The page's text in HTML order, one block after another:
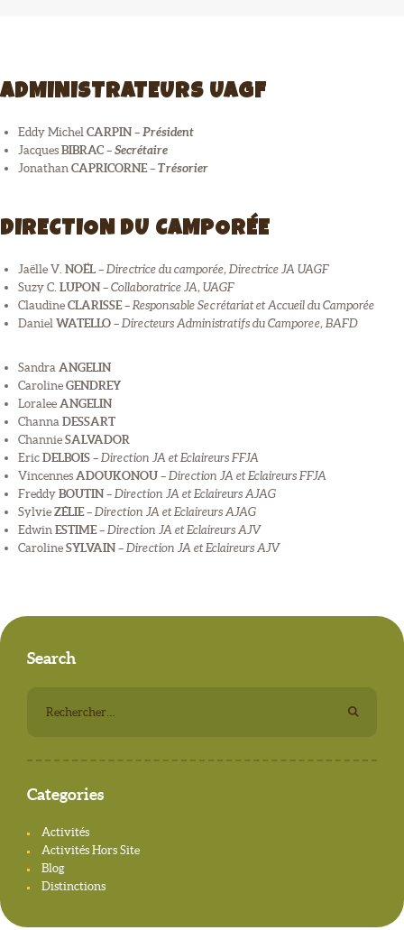
ADMINISTRATEURS UAGF
Eddy Michel CARPIN– Président
Jacques BIBRAC– Secrétaire
Jonathan CAPRICORNE– Trésorier
DIRECTION DU CAMPORÉE
Jaëlle V. NOËL– Directrice du camporée, Directrice JA UAGF
Suzy C. LUPON– Collaboratrice JA, UAGF
Claudine CLARISSE– Responsable Secrétariat et Accueil du Camporée
Daniel WATELLO– Directeurs Administratifs du Camporee, BAFD
Sandra ANGELIN
Caroline GENDREY
Loralee ANGELIN
Channa DESSART
Channie SALVADOR
Eric DELBOIS– Direction JA et Eclaireurs FFJA
Vincennes ADOUKONOU– Direction JA et Eclaireurs FFJA
Freddy BOUTIN– Direction JA et Eclaireurs AJAG
Sylvie ZÉLIE– Direction JA et Eclaireurs AJAG
Edwin ESTIME– Direction JA et Eclaireurs AJV
Caroline SYLVAIN– Direction JA et Eclaireurs AJV
Search
Categories
Activités
Activités Hors Site
Blog
Distinctions